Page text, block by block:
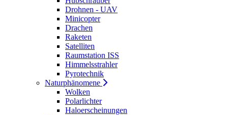
Drohnen - UAV
Minicopter
Drachen
Raketen
Satelliten
Raumstation ISS
Himmelsstrahler
Pyrotechnik
Naturphänomene
Wolken
Polarlichter
Haloerscheinungen